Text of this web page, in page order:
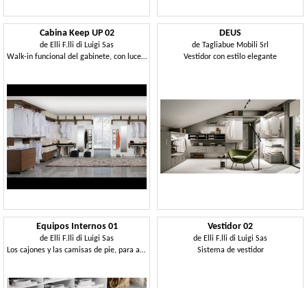
Cabina Keep UP 02
de Elli F.lli di Luigi Sas
Walk-in funcional del gabinete, con luces LED, hoteles
DEUS
de Tagliabue Mobili Srl
Vestidor con estilo elegante
Equipos Internos 01
de Elli F.lli di Luigi Sas
Los cajones y las camisas de pie, para armarios
Vestidor 02
de Elli F.lli di Luigi Sas
Sistema de vestidor